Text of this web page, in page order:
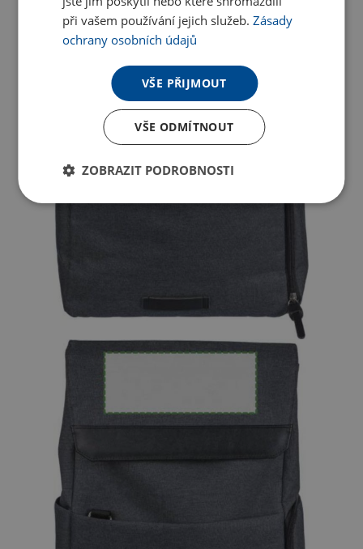
při vašem používání jejich služeb.Zásady
ochrany osobních údajů
VŠE PŘIJMOUT
VŠE ODMÍTNOUT
ZOBRAZIT PODROBNOSTI